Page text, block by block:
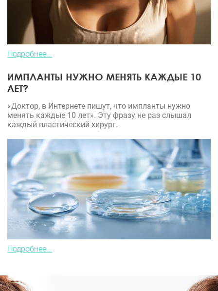
Подробнее...
ИМПЛАНТЫ НУЖНО МЕНЯТЬ КАЖДЫЕ 10
ЛЕТ?
«Доктор, в Интернете пишут, что импланты нужно
менять каждые 10 лет». Эту фразу не раз слышал
каждый пластический хирург.
Подробнее...